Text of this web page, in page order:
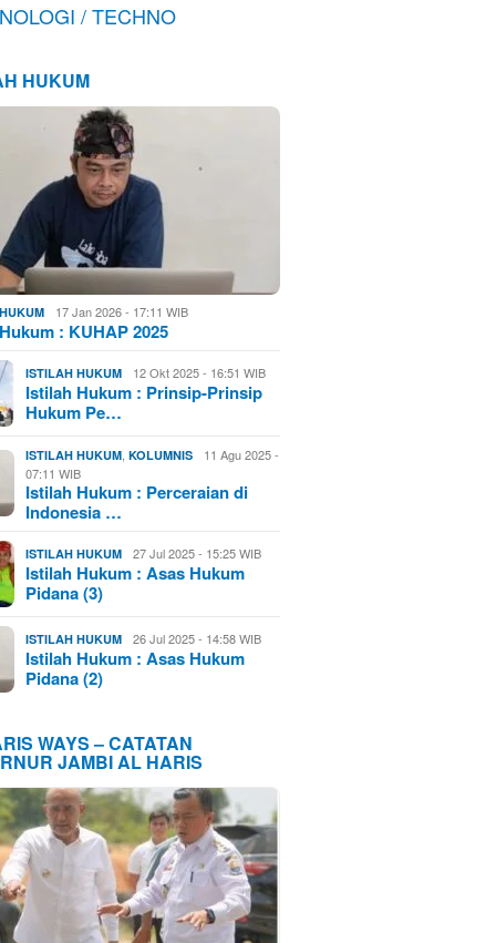
/ TECHNO
HUKUM
17 Jan 2026 - 17:11 WIB
: KUHAP 2025
ISTILAH HUKUM 12 Okt 2025 - 16:51 WIB
Istilah Hukum : Prinsip-Prinsip
Hukum Pe…
ISTILAH HUKUM ,KOLUMNIS
11 Agu 2025 -
07:11 WIB
Istilah Hukum : Perceraian di
Indonesia …
ISTILAH HUKUM 27 Jul 2025 - 15:25 WIB
Istilah Hukum : Asas Hukum
Pidana (3)
ISTILAH HUKUM 26 Jul 2025 - 14:58 WIB
Istilah Hukum : Asas Hukum
Pidana (2)
WAYS – CATATAN
JAMBI AL HARIS